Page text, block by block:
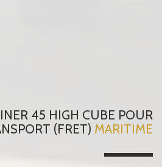
45 HIGH CUBE POUR
(FRET) MARITIME